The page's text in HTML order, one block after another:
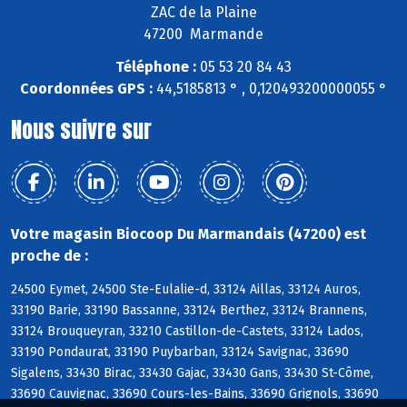
ZAC de la Plaine
47200 Marmande
Téléphone : 05 53 20 84 43
Coordonnées GPS : 44,5185813 ° , 0,120493200000055 °
Nous suivre sur
Votre magasin Biocoop Du Marmandais (47200) est
proche de :
24500 Eymet, 24500 Ste-Eulalie-d, 33124 Aillas, 33124 Auros,
33190 Barie, 33190 Bassanne, 33124 Berthez, 33124 Brannens,
33124 Brouqueyran, 33210 Castillon-de-Castets, 33124 Lados,
33190 Pondaurat, 33190 Puybarban, 33124 Savignac, 33690
Sigalens, 33430 Birac, 33430 Gajac, 33430 Gans, 33430 St-Côme,
33690 Cauvignac, 33690 Cours-les-Bains, 33690 Grignols, 33690